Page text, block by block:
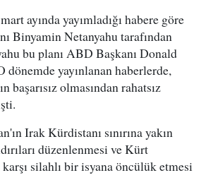
ayında yayımladığı habere göre
Binyamin Netanyahu tarafından
bu planı ABD Başkanı Donald
yayınlanan haberlerde,
başarısız olmasından rahatsız
Irak Kürdistanı sınırına yakın
düzenlenmesi ve Kürt
silahlı bir isyana öncülük etmesi